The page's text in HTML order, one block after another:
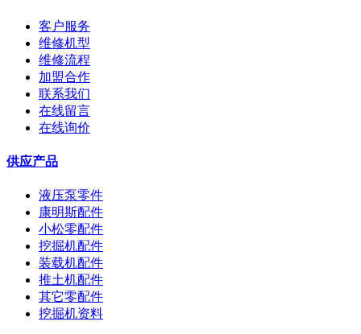
客户服务
维修机型
维修流程
加盟合作
联系我们
在线留言
在线询价
供应产品
液压泵零件
康明斯配件
小松零配件
挖掘机配件
装载机配件
推土机配件
其它零配件
挖掘机资料